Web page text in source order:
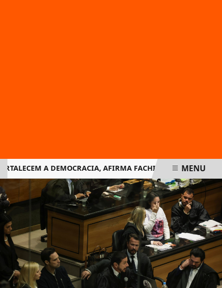
A DEMOCRACIA, AFIRMA FACHIN NA RETOMADA DOS
EM ALTA
MENU